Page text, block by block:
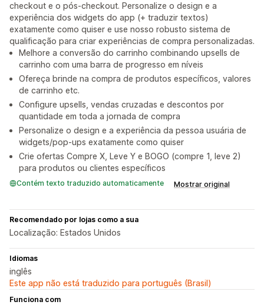
checkout e o pós-checkout. Personalize o design e a
experiência dos widgets do app (+ traduzir textos)
exatamente como quiser e use nosso robusto sistema de
qualificação para criar experiências de compra personalizadas.
Melhore a conversão do carrinho combinando upsells de
carrinho com uma barra de progresso em níveis
Ofereça brinde na compra de produtos específicos, valores
de carrinho etc.
Configure upsells, vendas cruzadas e descontos por
quantidade em toda a jornada de compra
Personalize o design e a experiência da pessoa usuária de
widgets/pop-ups exatamente como quiser
Crie ofertas Compre X, Leve Y e BOGO (compre 1, leve 2)
para produtos ou clientes específicos
Contém texto traduzido automaticamente Mostrar original
Recomendado por lojas como a sua
Localização: Estados Unidos
Idiomas
inglês
Este app não está traduzido para português (Brasil)
Funciona com